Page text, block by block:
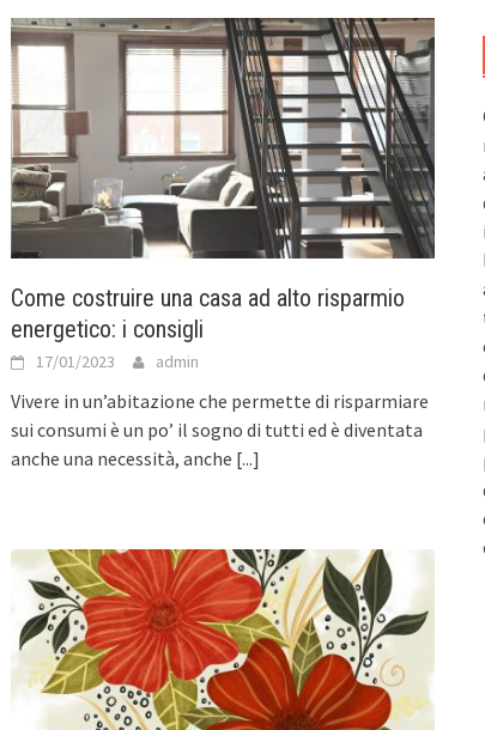
Come costruire una casa ad alto risparmio
energetico: i consigli
17/01/2023 admin
Vivere in un’abitazione che permette di risparmiare
sui consumi è un po’ il sogno di tutti ed è diventata
anche una necessità, anche [...]